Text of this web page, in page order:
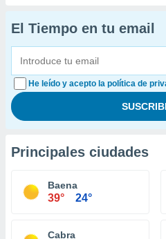
El Tiempo en tu email
He leído y acepto la política de
Principales ciudades
Baena
39° 24°
Cabra